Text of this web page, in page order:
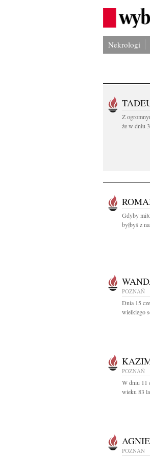
Nekrologi
Z
że w dniu
Gdyby
byłbyś z
POZNAŃ
Dnia 15
wielkiego
POZNAŃ
W dniu 11
wieku 83
POZNAŃ